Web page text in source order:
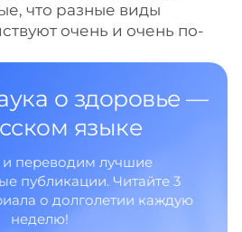
что разные виды
очень и очень по-
о здоровье —
языке
переводим лучшие
публикации. Читайте 3
о долголетии каждую
неделю!